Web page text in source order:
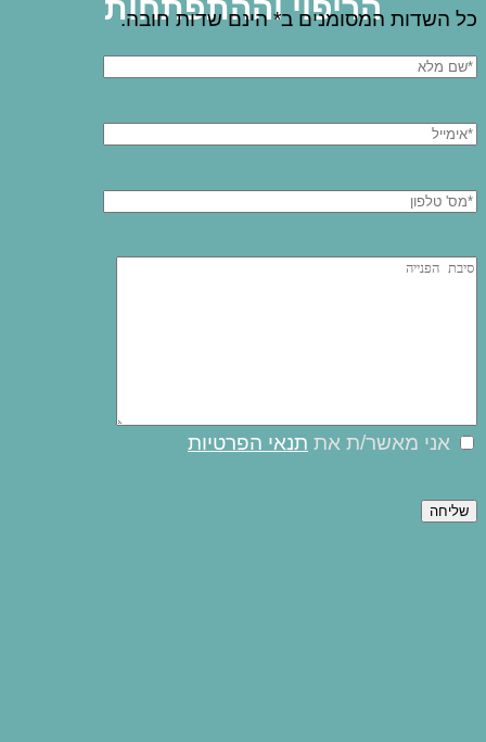
הריפוי וההתפתחות
כל השדות המסומנים ב* הינם שדות חובה.
אני מאשר/ת את תנאי הפרטיות